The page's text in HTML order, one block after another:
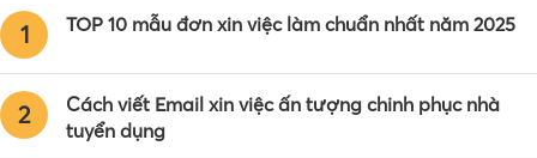
1 TOP 10 mẫu đơn xin việc làm chuẩn nhất năm 2025
2
Cách viết Email xin việc ấn tượng chinh phục nhà
tuyển dụng